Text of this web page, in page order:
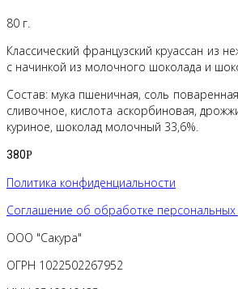
80 г.
Классический французский круассан из
с начинкой из молочного шоколада и
Состав: мука пшеничная, соль
сливочное, кислота аскорбиновая,
куриное, шоколад молочный 33,6%.
380Р
Политика конфиденциальности
Соглашение об обработке
ООО "Сакура"
ОГРН 1022502267952